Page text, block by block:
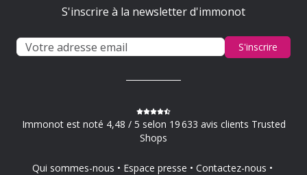
S'inscrire à la newsletter d'immonot
S'inscrire
Immonot est noté 4,48 / 5 selon 19 633 avis clients Trusted
Shops
Qui sommes-nous Espace presse
Contactez-nous